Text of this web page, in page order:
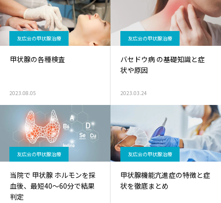
友広会の甲状腺治療
甲状腺の各種検査
2023.08.05
友広会の甲状腺治療
バセドウ病 の基礎知識と症
状や原因
2023.03.24
友広会の甲状腺治療
当院で 甲状腺 ホルモンを採
血後、最短40～60分で結果
判定
友広会の甲状腺治療
甲状腺機能亢進症の特徴と症
状を徹底まとめ